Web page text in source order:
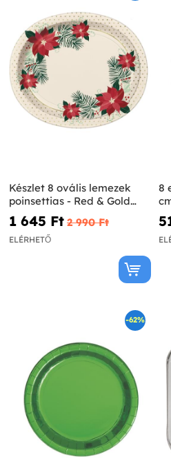
Készlet 8 ovális lemezek
poinsettias - Red & Gold
Poinsettia
1 645 Ft‎ 2 990 Ft‎
ELÉRHETŐ
8
-62%